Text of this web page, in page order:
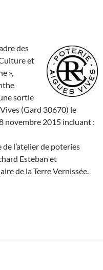
des
et
»,
sortie
(Gard 30670) le
novembre 2015 incluant :
de l’atelier de poteries
Esteban et
de la Terre Vernissée.